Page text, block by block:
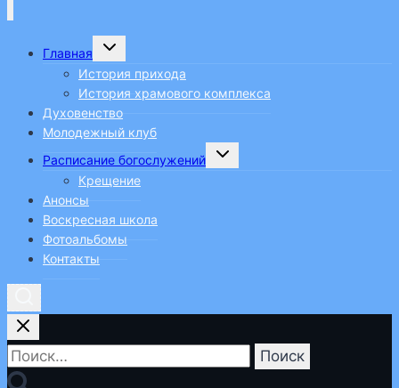
Главная
Переключить
меню
История прихода
История храмового комплекса
Духовенство
Молодежный клуб
Расписание богослужений
Переключить
Крещение
Анонсы
Воскресная школа
Фотоальбомы
Контакты
Найти: